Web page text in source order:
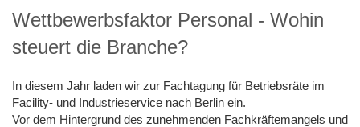
Wettbewerbsfaktor Personal - Wohin
steuert die Branche?
In diesem Jahr laden wir zur Fachtagung für Betriebsräte im
Facility- und Industrieservice nach Berlin ein.
Vor dem Hintergrund des zunehmenden Fachkräftemangels und